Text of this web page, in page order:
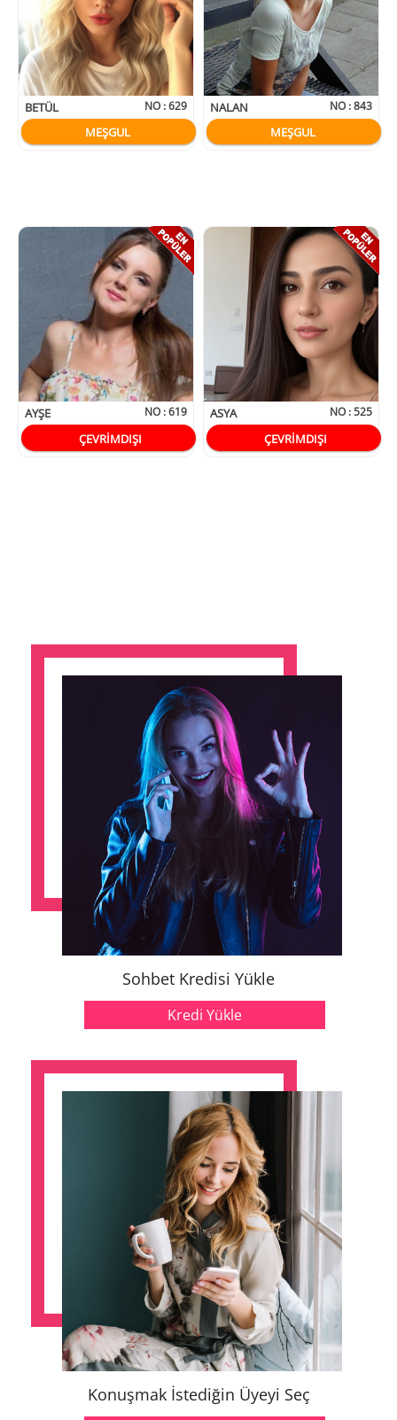
BETÜL NO :629
MEŞGUL
NALAN NO :843
MEŞGUL
AYŞE NO :619
ÇEVRİMDIŞI
ASYA NO :525
ÇEVRİMDIŞI
Sohbet Kredisi Yükle
Kredi Yükle
Konuşmak İstediğin Üyeyi Seç